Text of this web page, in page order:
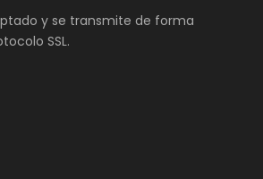
y se transmite de forma
SSL.